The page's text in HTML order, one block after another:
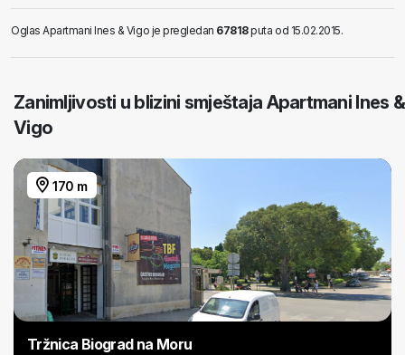
Oglas Apartmani Ines & Vigo je pregledan 67818puta od 15.02.2015.
Zanimljivosti u blizini smještaja Apartmani Ines &
Vigo
170 m
Tržnica Biograd na Moru